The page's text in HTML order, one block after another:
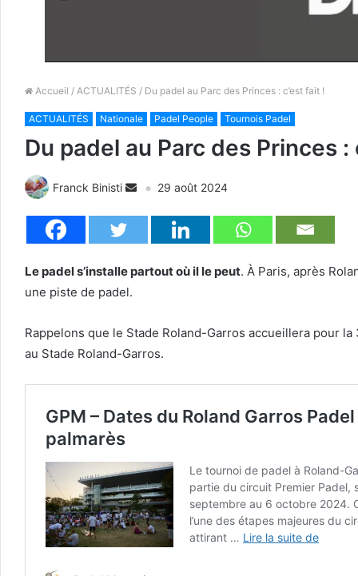
Accueil / ACTUALITÉS / Du padel au Parc des Princes : c’est fait !
ACTUALITÉS Nationale Padel People Tournois Padel
Du padel au Parc des Princes :
Franck Binisti 29 août 2024
Le padel s’installe partout où il le peut. À Paris, après
une piste de padel.
Rappelons que le Stade Roland-Garros accueillera pour
au Stade Roland-Garros.